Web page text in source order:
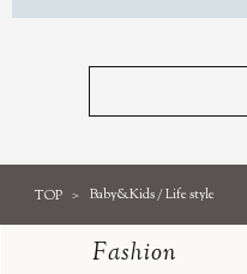
TOP Baby&Kids / Life style
Fashion